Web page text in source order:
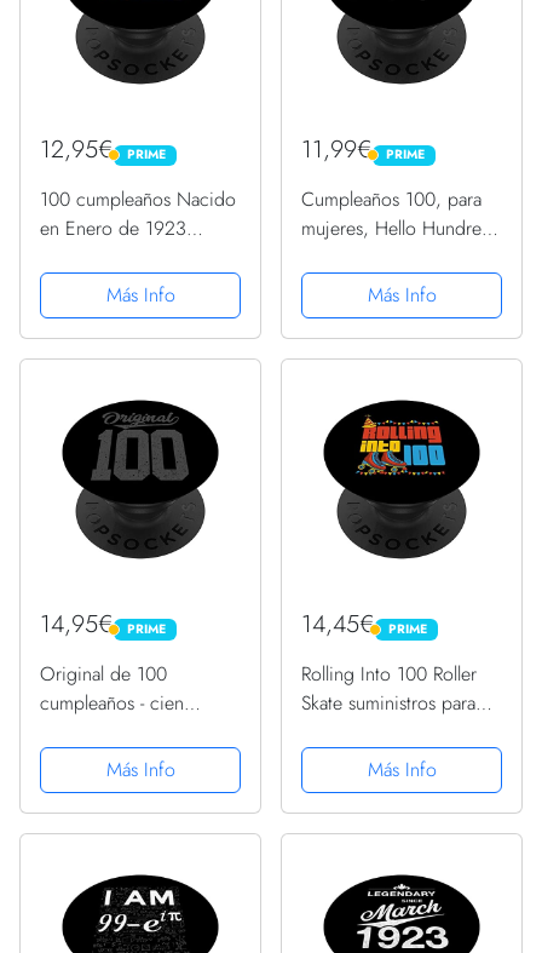
12,95€ PRIME
PRIME
100 cumpleaños Nacido
en Enero de 1923
PopSockets PopGrip
Intercambiable
Más Info
11,99€ PRIME
PRIME
Cumpleaños 100, para
mujeres, Hello Hundred,
PopSockets PopGrip
Intercambiable
Más Info
14,95€ PRIME
PRIME
Original de 100
cumpleaños - cien
Intercambiable
Más Info
14,45€ PRIME
PRIME
Rolling Into 100 Roller
Skate suministros para
número 100 PopSockets
PopGrip Intercambiable
Más Info